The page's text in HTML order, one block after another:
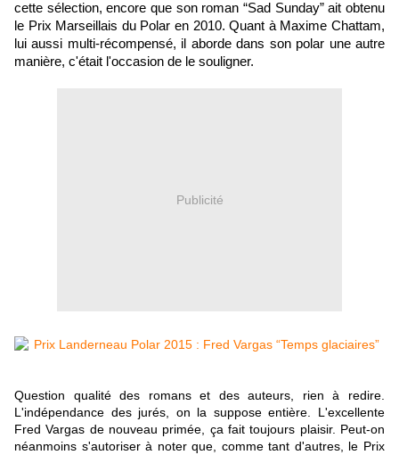
cette sélection, encore que son roman “Sad Sunday”ait obtenu
le Prix Marseillais du Polar en 2010. Quant à Maxime Chattam,
lui aussi multi-récompensé, il aborde dans son polar une autre
manière, c'était l'occasion de le souligner.
Publicité
Question qualité des romans et des auteurs, rien à redire.
L'indépendance des jurés, on la suppose entière. L'excellente
Fred Vargas de nouveau primée, ça fait toujours plaisir. Peut-on
néanmoins s'autoriser à noter que, comme tant d'autres, le Prix